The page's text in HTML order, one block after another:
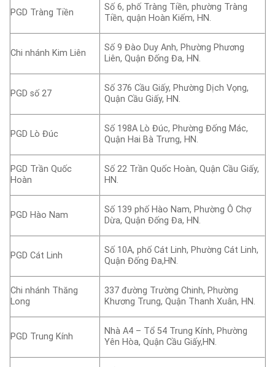
PGD Tràng Tiền
Số 6, phố Tràng Tiền, phường Tràng
Tiền, quận Hoàn Kiếm, HN.
Chi nhánh Kim Liên
Số 9 Đào Duy Anh, Phường Phương
Liên, Quận Đống Đa, HN.
PGD số 27
Số 376 Cầu Giấy, Phường Dịch Vọng,
Quận Cầu Giấy, HN.
PGD Lò Đúc
Số 198A Lò Đúc, Phường Đống Mác,
Quận Hai Bà Trưng, HN.
PGD Trần Quốc
Hoàn
Số 22 Trần Quốc Hoàn, Quận Cầu Giấy,
HN.
PGD Hào Nam
Số 139 phố Hào Nam, Phường Ô Chợ
Dừa, Quận Đống Đa, HN.
PGD Cát Linh
Số 10A, phố Cát Linh, Phường Cát Linh,
Quận Đống Đa,HN.
Chi nhánh Thăng
Long
337 đường Trường Chinh, Phường
Khương Trung, Quận Thanh Xuân, HN.
PGD Trung Kính
Nhà A4 – Tổ 54 Trung Kính, Phường
Yên Hòa, Quận Cầu Giấy,HN.